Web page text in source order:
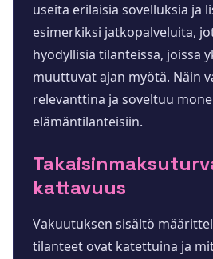
useita erilaisia sovelluksia ja
esimerkiksi jatkopalveluita,
hyödyllisiä tilanteissa, joissa
muuttuvat ajan myötä. Näin
relevanttina ja soveltuu
elämäntilanteisiin.
kattavuus
Vakuutuksen sisältö
tilanteet ovat katettuina ja